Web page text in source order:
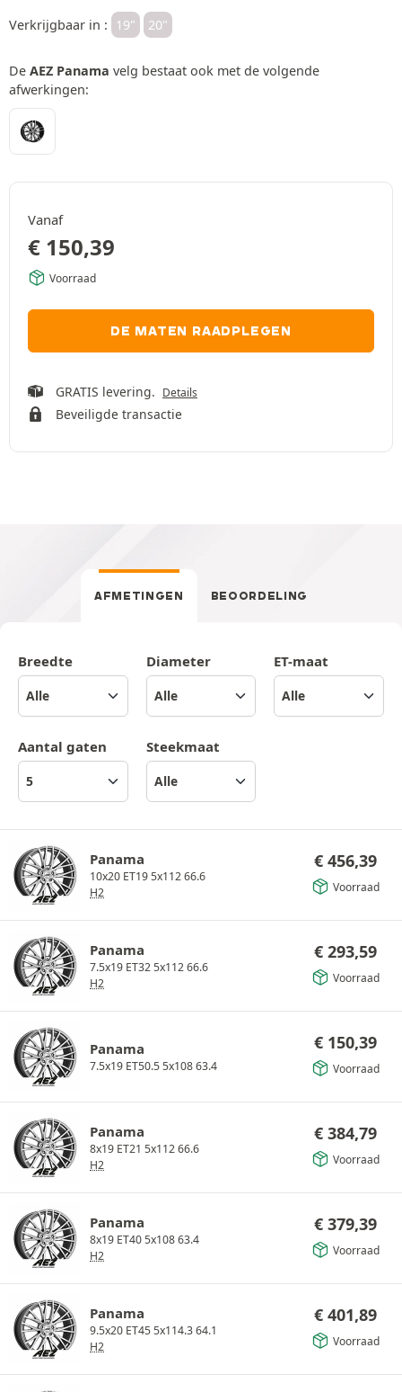
Verkrijgbaar in : 19" 20"
De AEZ Panama velg bestaat ook met de volgende
afwerkingen:
Vanaf
€ 150,39
Voorraad
DE MATEN RAADPLEGEN
GRATIS levering. Details
Beveiligde transactie
AFMETINGEN BEOORDELING
Breedte Diameter ET-maat
Aantal gaten Steekmaat
Panama
10x20 ET19 5x112 66.6
H2
€ 456,39
Voorraad
Panama
7.5x19 ET32 5x112 66.6
H2
€ 293,59
Voorraad
Panama
7.5x19 ET50.5 5x108 63.4
€ 150,39
Voorraad
Panama
8x19 ET21 5x112 66.6
H2
€ 384,79
Voorraad
Panama
8x19 ET40 5x108 63.4
H2
€ 379,39
Voorraad
Panama
9.5x20 ET45 5x114.3 64.1
H2
€ 401,89
Voorraad